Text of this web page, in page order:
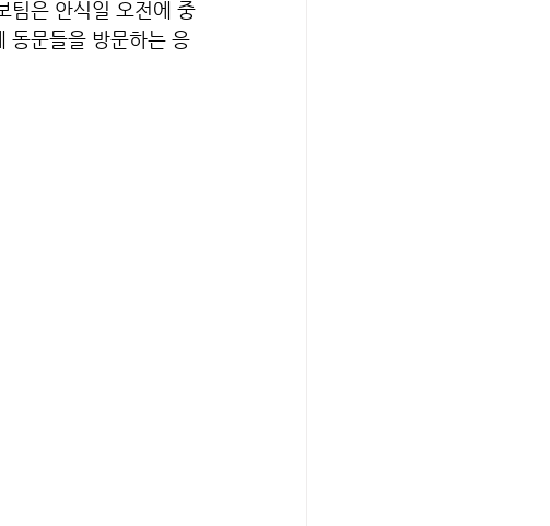
은 안식일 오전에 중
동문들을 방문하는 응